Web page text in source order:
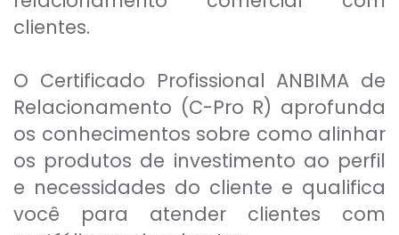
clientes.
O Certificado Profissional ANBIMA de
Relacionamento (C-Pro R) aprofunda
os conhecimentos sobre como alinhar
os produtos de investimento ao perfil
e necessidades do cliente e qualifica
você para atender clientes com